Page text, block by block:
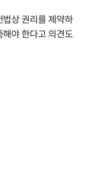
상 권리를 제약하
야 한다고 의견도